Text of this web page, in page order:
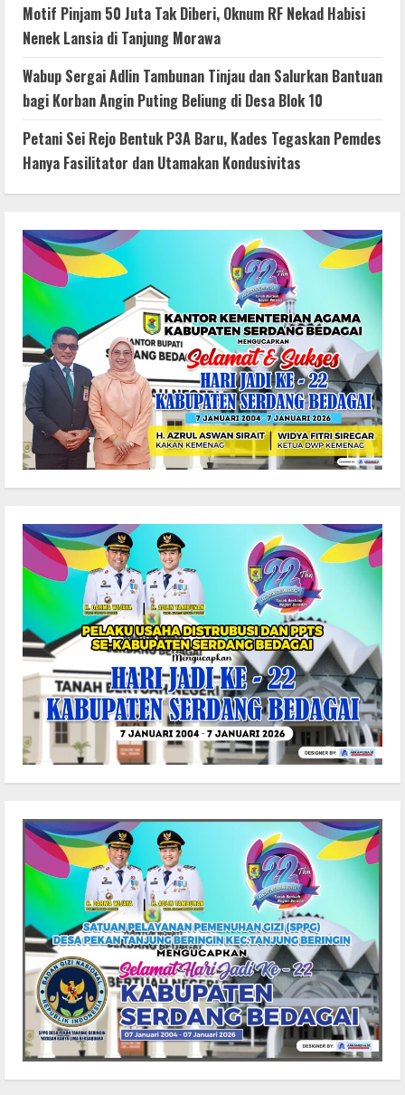
Motif Pinjam 50 Juta Tak Diberi, Oknum RF Nekad Habisi
Nenek Lansia di Tanjung Morawa
Wabup Sergai Adlin Tambunan Tinjau dan Salurkan Bantuan
bagi Korban Angin Puting Beliung di Desa Blok 10
Petani Sei Rejo Bentuk P3A Baru, Kades Tegaskan Pemdes
Hanya Fasilitator dan Utamakan Kondusivitas